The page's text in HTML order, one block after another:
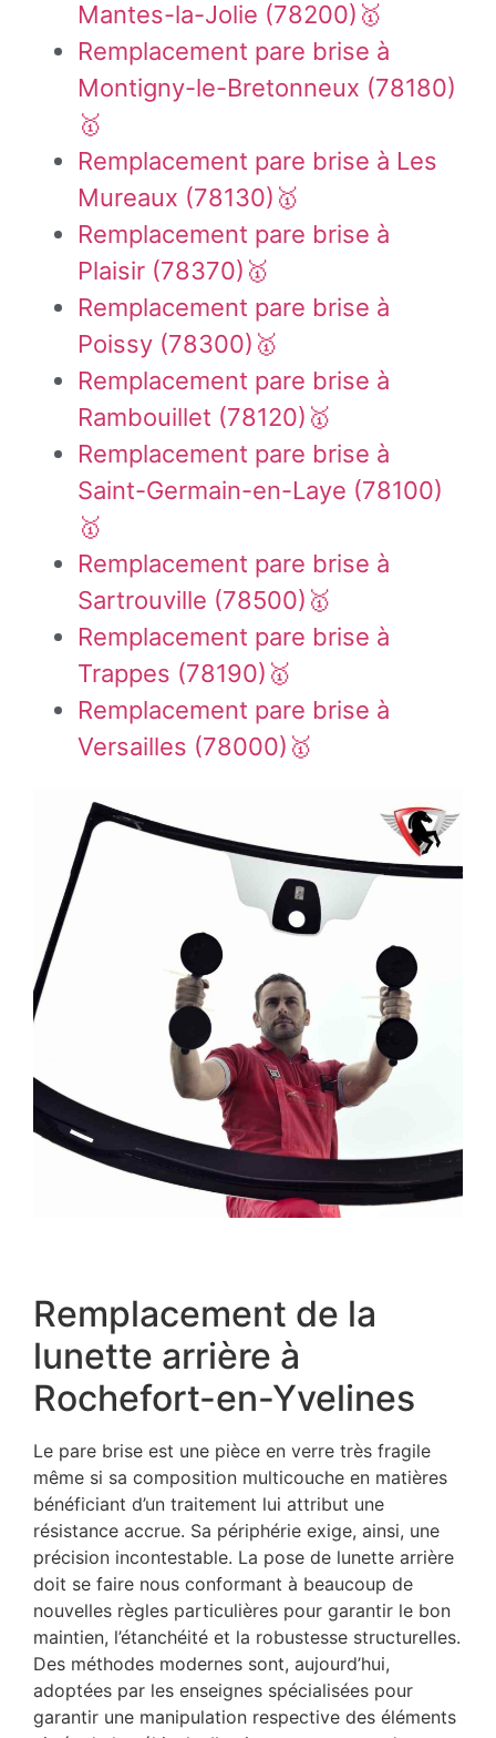
Mantes-la-Jolie (78200)🥇
Remplacement pare brise à
Montigny-le-Bretonneux (78180)
🥇
Remplacement pare brise à Les
Mureaux (78130)🥇
Remplacement pare brise à
Plaisir (78370)🥇
Remplacement pare brise à
Poissy (78300)🥇
Remplacement pare brise à
Rambouillet (78120)🥇
Remplacement pare brise à
Saint-Germain-en-Laye (78100)
🥇
Remplacement pare brise à
Sartrouville (78500)🥇
Remplacement pare brise à
Trappes (78190)🥇
Remplacement pare brise à
Versailles (78000)🥇
Remplacement de la
lunette arrière à
Rochefort-en-Yvelines
Le pare brise est une pièce en verre très fragile
même si sa composition multicouche en matières
bénéficiant d’un traitement lui attribut une
résistance accrue. Sa périphérie exige, ainsi, une
précision incontestable. La pose de lunette arrière
doit se faire nous conformant à beaucoup de
nouvelles règles particulières pour garantir le bon
maintien, l’étanchéité et la robustesse structurelles.
Des méthodes modernes sont, aujourd’hui,
adoptées par les enseignes spécialisées pour
garantir une manipulation respective des éléments